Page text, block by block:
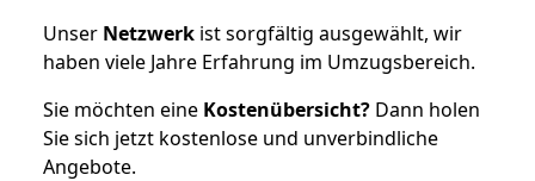
Unser Netzwerk ist sorgfältig ausgewählt, wir
haben viele Jahre Erfahrung im Umzugsbereich.
Sie möchten eine Kostenübersicht? Dann holen
Sie sich jetzt kostenlose und unverbindliche
Angebote.